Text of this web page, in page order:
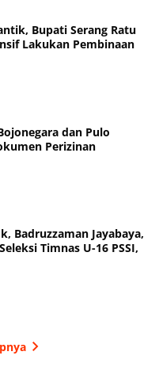
Bupati Serang Ratu
Lakukan Pembinaan
dan Pulo
Perizinan
Badruzzaman Jayabaya,
Timnas U-16 PSSI,